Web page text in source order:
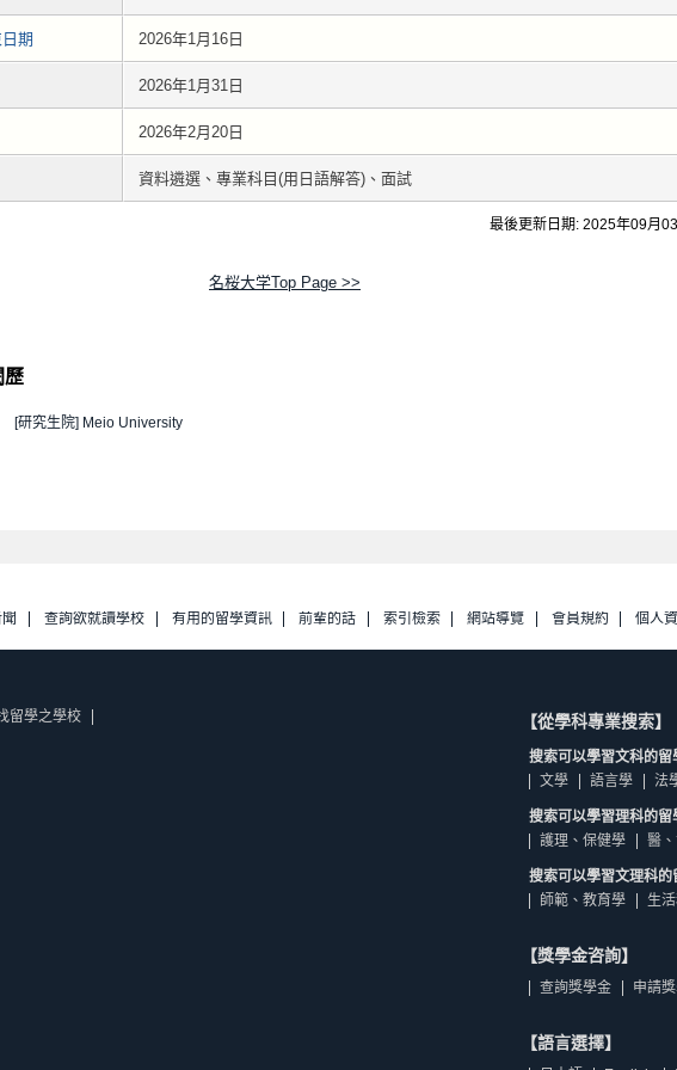
期 2026年1月16日
2026年1月31日
2026年2月20日
資料遴選、專業科目(用日語解答)、面試
最後更新日期: 2025年09月
名桜大学Top Page >>
歷
[研究生院] Meio University
查詢欲就讀學校 有用的留學資訊 前輩的話 索引檢索 網站導覽 會員規約 個人
留學之學校 【從學科專業搜索】
搜索可以學習文科的留
文學
語言學 法
搜索可以學習理科的留
護理、保健學
醫
搜索可以學習文理科的
師範、教育學
生
【獎學金咨詢】
查詢獎學金 申請
【語言選擇】